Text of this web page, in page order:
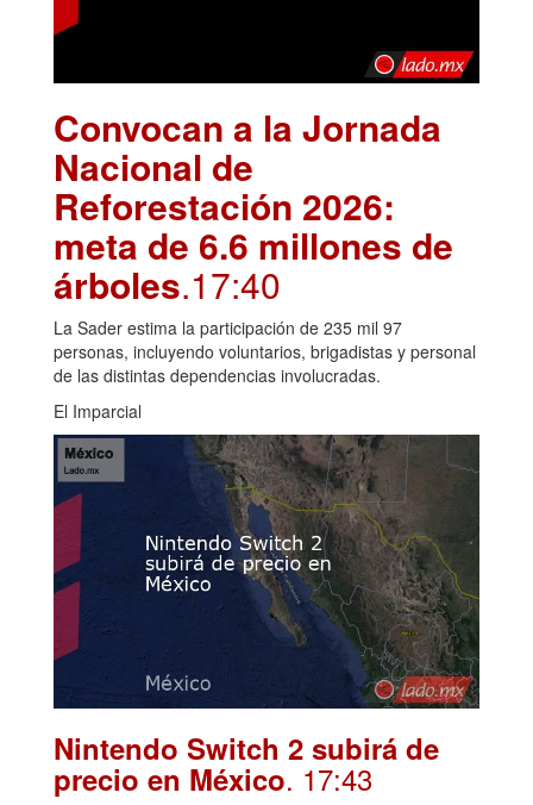
Convocan a la Jornada
Nacional de
Reforestación 2026:
meta de 6.6 millones de
árboles.17:40
La Sader estima la participación de 235 mil 97
personas, incluyendo voluntarios, brigadistas y personal
de las distintas dependencias involucradas.
El Imparcial
Nintendo Switch 2 subirá de
precio en México. 17:43